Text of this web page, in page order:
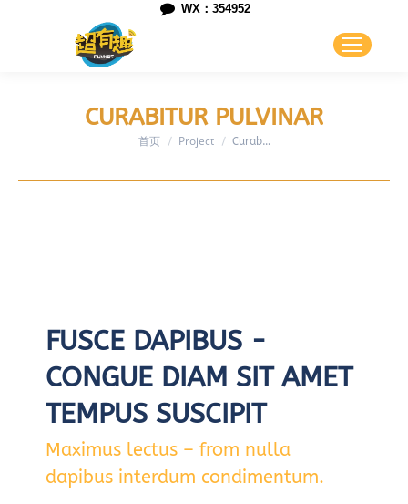
WX：354952
CURABITUR PULVINAR
您在这里：
首页 Project Curab…
FUSCE DAPIBUS -
CONGUE DIAM SIT AMET
TEMPUS SUSCIPIT
Maximus lectus – from nulla
dapibus interdum condimentum.